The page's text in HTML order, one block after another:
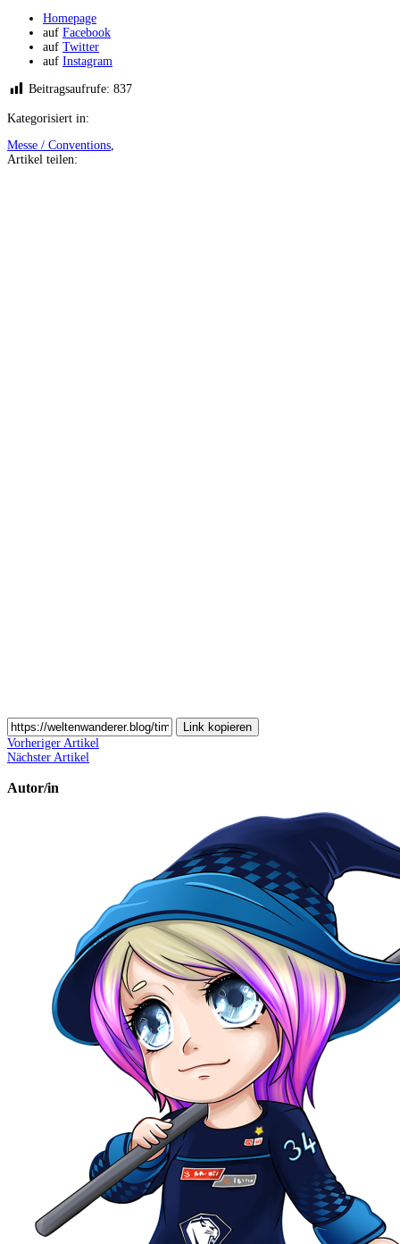
Homepage
auf Facebook
auf Twitter
auf Instagram
Beitragsaufrufe: 837
Kategorisiert in:
Messe / Conventions,
Artikel teilen:
Link kopieren
Vorheriger Artikel
Nächster Artikel
Autor/in